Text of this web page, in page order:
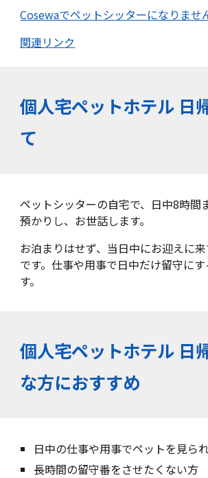
Cosewaでペットシッターになりませ
関連リンク
個人宅ペットホテル 日
て
ペットシッターの自宅で、日中8時間
預かりし、お世話します。
お泊まりはせず、当日中にお迎えに
です。仕事や用事で日中だけ留守に
す。
個人宅ペットホテル 日
な方におすすめ
日中の仕事や用事でペットを見ら
長時間の留守番をさせたくない方